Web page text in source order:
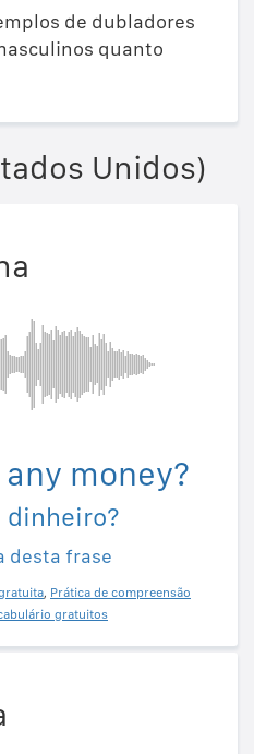
de dubladores
quanto
Unidos)
money?
dinheiro?
desta frase
, Prática de compreensão
gratuitos